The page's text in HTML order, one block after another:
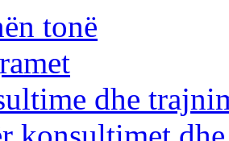
tonë
dhe